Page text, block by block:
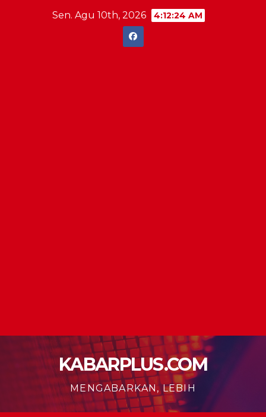
Sen. Agu 10th, 2026 4:12:25 AM
KABARPLUS.COM
MENGABARKAN, LEBIH